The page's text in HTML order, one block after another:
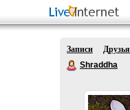
Записи Друзья
Shraddha